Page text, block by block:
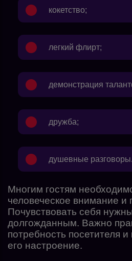
кокетство;
легкий флирт;
демонстрация
дружба;
душевные разговоры.
Многим гостям
человеческое внимание и
Почувствовать себя
долгожданным. Важно
потребность посетителя
его настроение.